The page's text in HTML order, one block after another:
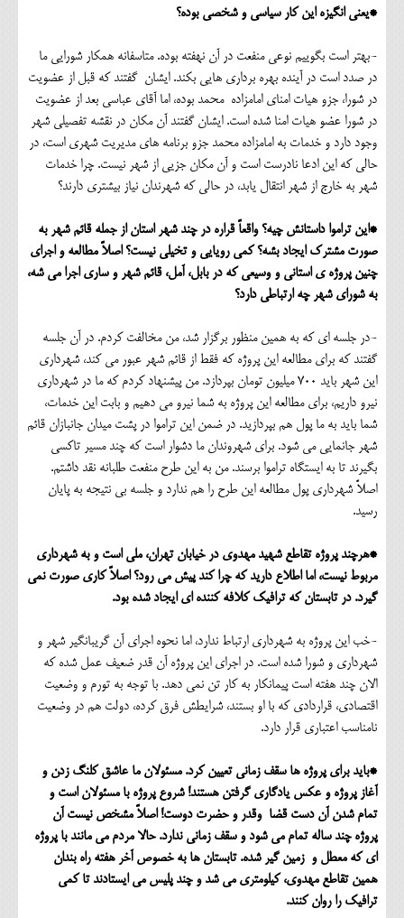
*یعنی انگیزه این کار سیاسی و شخصی بوده؟
-بهتر است بگوییم نوعی منفعت در آن نهفته بوده. متاسفانه همکار شورایی ما
در صدد است در آینده بهره برداری هایی بکند. ایشان گفتند که قبل از عضویت
در شورا، جزو هیات امنای امامزاده محمد بوده، اما آقای عباسی بعد از عضویت
در شورا عضو هیات امنا شده است. ایشان گفتند آن مکان در نقشه تفصیلی شهر
وجود دارد و خدمات به امامزاده محمد جزو برنامه های مدیریت شهری است، در
حالی که این ادعا نادرست است و آن مکان جزیی از شهر نیست. چرا خدمات
شهر به خارج از شهر انتقال یابد، در حالی که شهرندان نیاز بیشتری دارند؟
*این تراموا داستانش چیه؟ واقعاً قراره در چند شهر استان از جمله قائم شهر به
صورت مشترک ایجاد بشه؟ کمی رویایی و تخیلی نیست؟ اصلاً مطالعه و اجرای
چنین پروژه ی استانی و وسیعی که در بابل، آمل، قائم شهر و ساری اجرا می شه،
به شورای شهر چه ارتباطی دارد؟
-در جلسه ای که به همین منظور برگزار شد، من مخالفت کردم. در آن جلسه
گفتند که برای مطالعه این پروژه که فقط از قائم شهر عبور می کند، شهرداری
این شهر باید 700 میلیون تومان بپردازد. من پیشنهاد کردم که ما در شهرداری
نیرو داریم، برای مطالعه این پروژه به شما نیرو می دهیم و بابت این خدمات،
شما باید به ما پول هم بپردازید. در ضمن این تراموا در پشت میدان جانبازان قائم
شهر جانمایی می شود. برای شهروندان ما دشوار است که چند مسیر تاکسی
بگیرند تا به ایستگاه تراموا برسند. من به این طرح منفعت طلبانه نقد داشتم.
اصلاً شهرداری پول مطالعه این طرح را هم ندارد و جلسه بی نتیجه به پایان
رسید.
*هرچند پروژه تقاطع شهید مهدوی در خیابان تهران، ملی است و به شهرداری
مربوط نیست، اما اطلاع دارید که چرا کند پیش می رود؟ اصلاً کاری صورت نمی
گیرد. در تابستان که ترافیک کلافه کننده ای ایجاد شده بود.
-خب این پروژه به شهرداری ارتباط ندارد، اما نحوه اجرای آن گریبانگیر شهر و
شهرداری و شورا شده است. در اجرای این پروژه آن قدر ضعیف عمل شده که
الان چند هفته است پیمانکار به کار تن نمی دهد. با توجه به تورم و وضعیت
اقتصادی، قراردادی که با او بستند، شرایطش فرق کرده، دولت هم در وضعیت
نامناسب اعتباری قرار دارد.
*باید برای پروژه ها سقف زمانی تعیین کرد. مسئولان ما عاشق کلنگ زدن و
آغاز پروژه و عکس یادگاری گرفتن هستند! شروع پروژه با مسئولان است و
تمام شدن آن دست قضا وقدر و حضرت دوست! اصلاً مشخص نیست آن
پروژه چند ساله تمام می شود و سقف زمانی ندارد. حالا مردم می مانند با پروژه
ای که معطل و زمین گیر شده. تابستان ها به خصوص آخر هفته راه بندان
همین تقاطع مهدوی، کیلومتری می شد و چند پلیس می ایستادند تا کمی
ترافیک را روان کنند.